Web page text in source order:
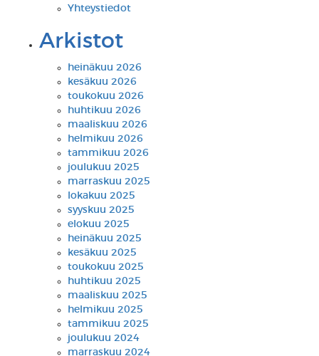
Yhteystiedot
Arkistot
heinäkuu 2026
kesäkuu 2026
toukokuu 2026
huhtikuu 2026
maaliskuu 2026
helmikuu 2026
tammikuu 2026
joulukuu 2025
marraskuu 2025
lokakuu 2025
syyskuu 2025
elokuu 2025
heinäkuu 2025
kesäkuu 2025
toukokuu 2025
huhtikuu 2025
maaliskuu 2025
helmikuu 2025
tammikuu 2025
joulukuu 2024
marraskuu 2024